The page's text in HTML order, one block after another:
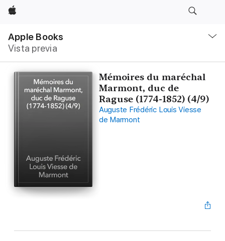
Apple
Apple Books
Vista previa
local
Abrir
Mémoires du maréchal
Marmont, duc de
Raguse (1774-1852) (4/9)
Auguste Frédéric Louis Viesse
de Marmont